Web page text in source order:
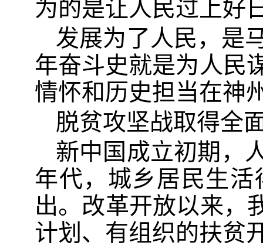
为的是让人民过上好
发展为了人民，是
年奋斗史就是为人民
情怀和历史担当在神
脱贫攻坚战取得
新中国成立初期，
年代，城乡居民生
出。改革开放以来，
计划、有组织的扶贫